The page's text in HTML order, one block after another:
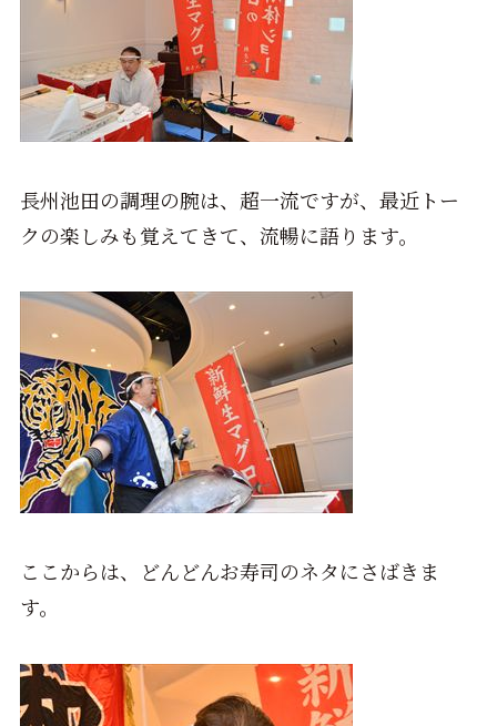
長州池田の調理の腕は、超一流ですが、最近トー
クの楽しみも覚えてきて、流暢に語ります。
ここからは、どんどんお寿司のネタにさばきま
す。